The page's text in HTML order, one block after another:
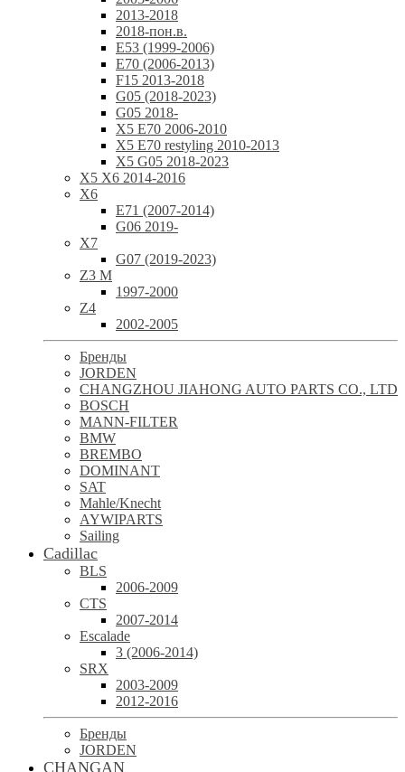
2013-2018
2018-пон.в.
E53 (1999-2006)
E70 (2006-2013)
F15 2013-2018
G05 (2018-2023)
G05 2018-
X5 E70 2006-2010
X5 E70 restyling 2010-2013
X5 G05 2018-2023
X5 X6 2014-2016
X6
E71 (2007-2014)
G06 2019-
X7
G07 (2019-2023)
Z3 M
1997-2000
Z4
2002-2005
Бренды
JORDEN
CHANGZHOU JIAHONG AUTO PARTS CO., LTD
BOSCH
MANN-FILTER
BMW
BREMBO
DOMINANT
SAT
Mahle/Knecht
AYWIPARTS
Sailing
Cadillac
BLS
2006-2009
CTS
2007-2014
Escalade
3 (2006-2014)
SRX
2003-2009
2012-2016
Бренды
JORDEN
CHANGAN